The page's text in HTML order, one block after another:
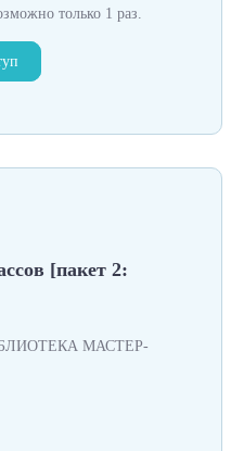
только 1 раз.
[пакет 2:
МАСТЕР-